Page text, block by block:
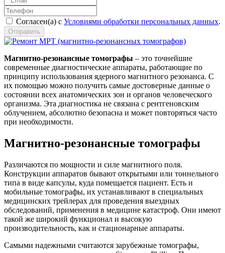
Согласен(а) с Условиями обработки персональных данных.
Отправить
Магнитно-резонансные томографы – это точнейшие
современные диагностические аппараты, работающие по
принципу использования ядерного магнитного резонанса. С
их помощью можно получить самые достоверные данные о
состоянии всех анатомических зон и органов человеческого
организма. Эта диагностика не связана с рентгеновским
облучением, абсолютно безопасна и может повторяться часто
при необходимости.
Магнитно-резонансные томографы
Различаются по мощности и силе магнитного поля.
Конструкции аппаратов бывают открытыми или тоннельного
типа в виде капсулы, куда помещается пациент. Есть и
мобильные томографы, их устанавливают в специальных
медицинских трейлерах для проведения выездных
обследований, применения в медицине катастроф. Они имеют
такой же широкий функционал и высокую
производительность, как и стационарные аппараты.
Самыми надежными считаются зарубежные томографы,